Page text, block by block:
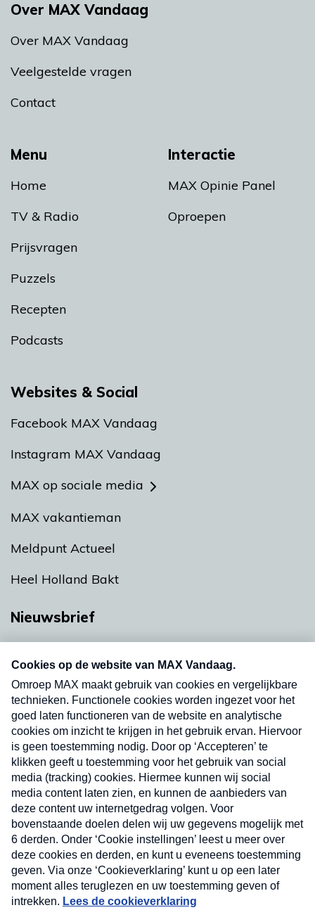
Menu
Home
TV & Radio
Prijsvragen
Puzzels
Recepten
Podcasts
Interactie
MAX Opinie Panel
Oproepen
Over MAX Vandaag
Over MAX Vandaag
Veelgestelde vragen
Contact
Websites & Social
Facebook MAX Vandaag
Instagram MAX Vandaag
MAX op sociale media
MAX vakantieman
Meldpunt Actueel
Heel Holland Bakt
Nieuwsbrief
nieuwsbrief. Elke vrijdag- en dinsdagochtend in
uw mailbox.
Verzend
Nieuwsbrief
Neem hier een gratis abonnement op onze
nieuwsbrief. Elke vrijdag- en dinsdagochtend in uw